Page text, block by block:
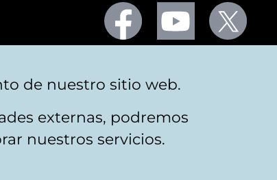
Seguir
en
facebook
Seguir
en
youtubeX
de nuestro sitio web.
externas, podremos
nuestros servicios.